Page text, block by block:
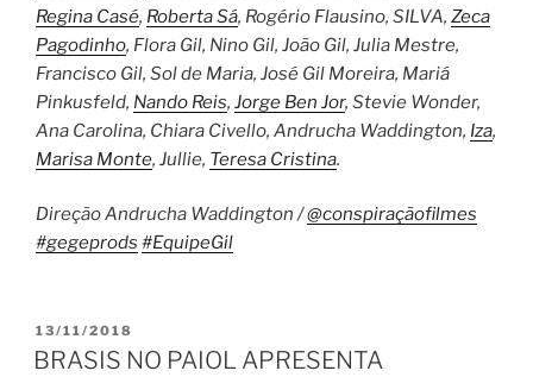
Regina Casé, Roberta Sá, Rogério Flausino, SILVA, Zeca
Pagodinho, Flora Gil, Nino Gil, João Gil, Julia Mestre,
Francisco Gil, Sol de Maria, José Gil Moreira, Mariá
Pinkusfeld, Nando Reis, Jorge Ben Jor, Stevie Wonder,
Ana Carolina, Chiara Civello, Andrucha Waddington, Iza,
Marisa Monte, Jullie, Teresa Cristina.
Direção Andrucha Waddington /@conspiraçãofilmes
#gegeprods #EquipeGil
PUBLICADO
EM
13/11/2018
BRASIS NO PAIOL APRESENTA